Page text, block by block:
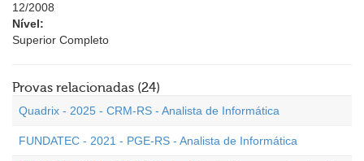
12/2008
Nível:
Superior Completo
Provas relacionadas (24)
Quadrix - 2025 - CRM-RS - Analista de Informática
FUNDATEC - 2021 - PGE-RS - Analista de Informática